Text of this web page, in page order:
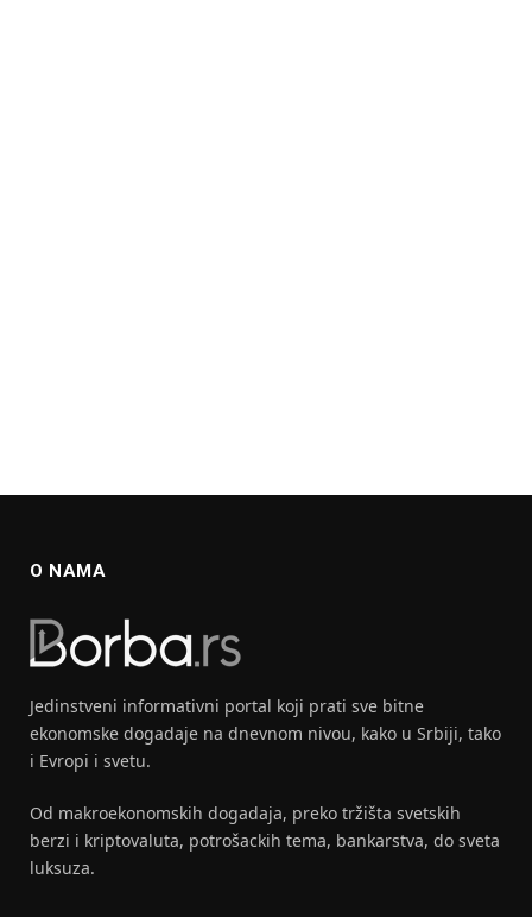
O NAMA
Jedinstveni informativni portal koji prati sve bitne
ekonomske dogadaje na dnevnom nivou, kako u Srbiji, tako
i Evropi i svetu.
Od makroekonomskih dogadaja, preko tržišta svetskih
berzi i kriptovaluta, potrošackih tema, bankarstva, do sveta
luksuza.